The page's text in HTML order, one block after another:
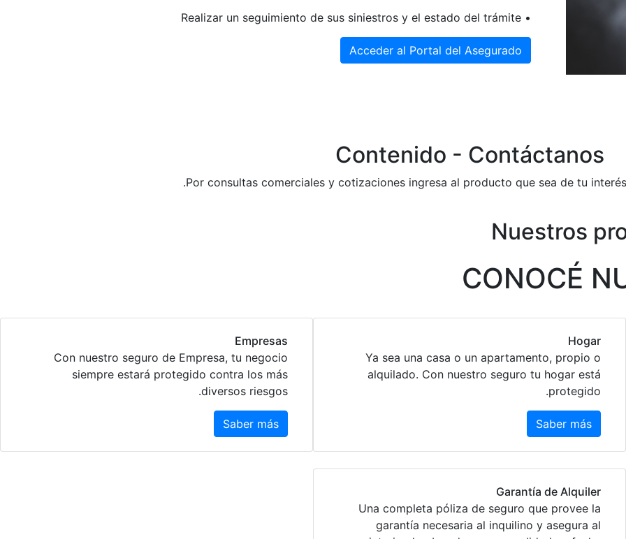
• Realizar un seguimiento de sus siniestros y el estado del trámite
Acceder al Portal del Asegurado
Contenido - Contáctanos
Por consultas comerciales y cotizaciones ingresa al producto que sea de tu
Nuestros
CONOCÉ
Hogar
Ya sea una casa o un apartamento, propio o
alquilado. Con nuestro seguro tu hogar está
protegido.
Saber más
Empresas
Con nuestro seguro de Empresa, tu negocio
siempre estará protegido contra los más
diversos riesgos.
Saber más
Garantía de Alquiler
Una completa póliza de seguro que provee la
garantía necesaria al inquilino y asegura al